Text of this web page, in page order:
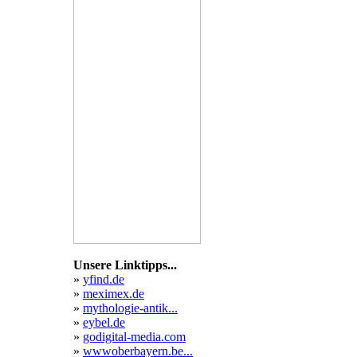
Unsere Linktipps...
» yfind.de
» meximex.de
» mythologie-antik...
» eybel.de
» godigital-media.com
» wwwoberbayern.be...